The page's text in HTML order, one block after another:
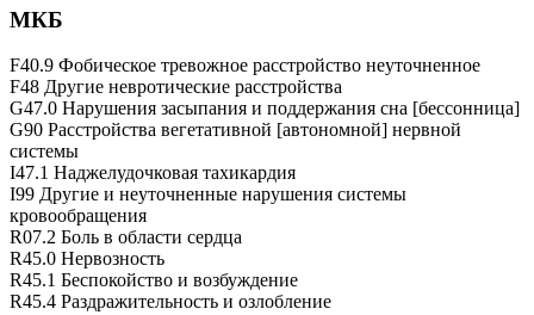
МКБ
F40.9 Фобическое тревожное расстройство неуточненное
F48 Другие невротические расстройства
G47.0 Нарушения засыпания и поддержания сна [бессонница]
G90 Расстройства вегетативной [автономной] нервной
системы
I47.1 Наджелудочковая тахикардия
I99 Другие и неуточненные нарушения системы
кровообращения
R07.2 Боль в области сердца
R45.0 Нервозность
R45.1 Беспокойство и возбуждение
R45.4 Раздражительность и озлобление